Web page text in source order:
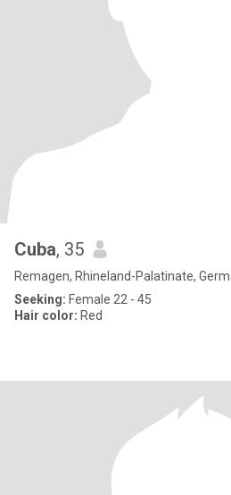
Cuba, 35
Remagen, Rhineland-Palatinate,
Seeking: Female 22 - 45
Hair color: Red